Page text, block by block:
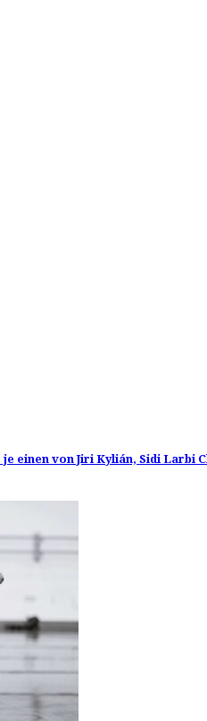
einen von Jiri Kylián, Sidi Larbi